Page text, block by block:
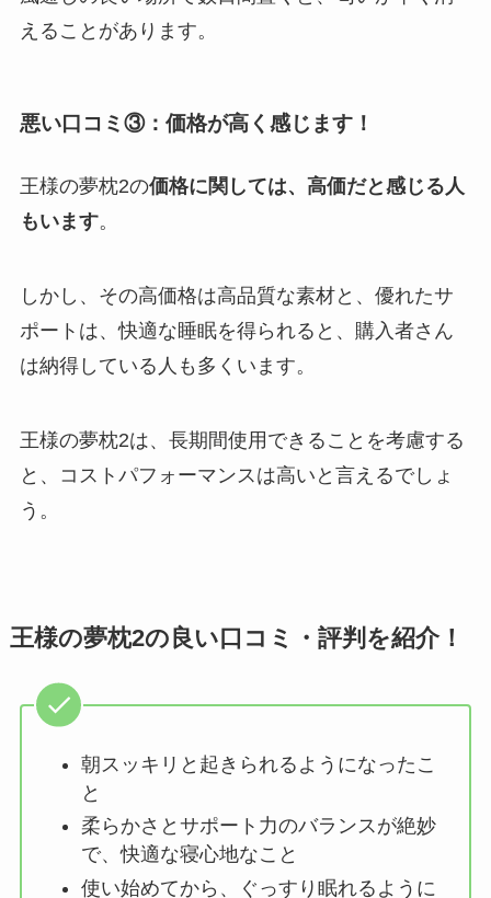
えることがあります。
悪い口コミ③：価格が高く感じます！
王様の夢枕2の価格に関しては、高価だと感じる人
もいます。
しかし、その高価格は高品質な素材と、優れたサ
ポートは、快適な睡眠を得られると、購入者さん
は納得している人も多くいます。
王様の夢枕2は、長期間使用できることを考慮する
と、コストパフォーマンスは高いと言えるでしょ
う。
王様の夢枕2の良い口コミ・評判を紹介！
朝スッキリと起きられるようになったこ
と
柔らかさとサポート力のバランスが絶妙
で、快適な寝心地なこと
使い始めてから、ぐっすり眠れるように